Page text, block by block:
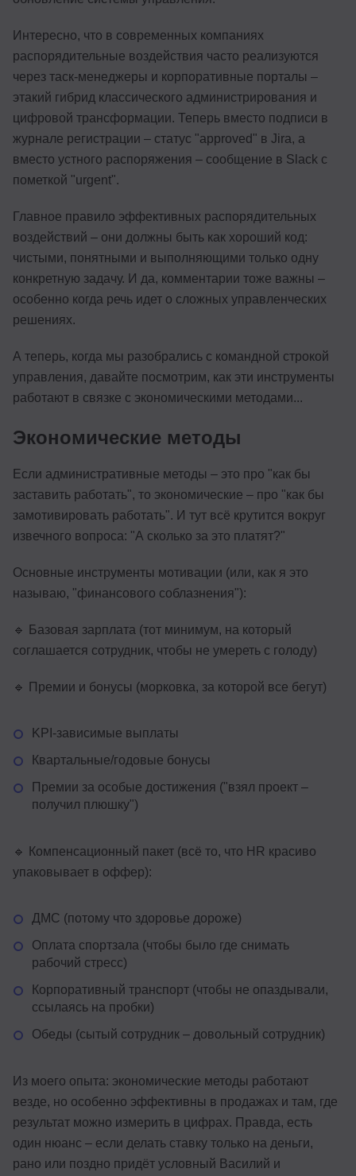
Интересно, что в современных компаниях
распорядительные воздействия часто реализуются
через таск-менеджеры и корпоративные порталы –
этакий гибрид классического администрирования и
цифровой трансформации. Теперь вместо подписи в
журнале регистрации – статус "approved" в Jira, а
вместо устного распоряжения – сообщение в Slack с
пометкой "urgent".
Главное правило эффективных распорядительных
воздействий – они должны быть как хороший код:
чистыми, понятными и выполняющими только одну
конкретную задачу. И да, комментарии тоже важны –
особенно когда речь идет о сложных управленческих
решениях.
А теперь, когда мы разобрались с командной строкой
управления, давайте посмотрим, как эти инструменты
работают в связке с экономическими методами...
Экономические методы
Если административные методы – это про "как бы
заставить работать", то экономические – про "как бы
замотивировать работать". И тут всё крутится вокруг
извечного вопроса: "А сколько за это платят?"
Основные инструменты мотивации (или, как я это
называю, "финансового соблазнения"):
🔹 Базовая зарплата (тот минимум, на который
соглашается сотрудник, чтобы не умереть с голоду)
🔹 Премии и бонусы (морковка, за которой все бегут)
KPI-зависимые выплаты
Квартальные/годовые бонусы
Премии за особые достижения ("взял проект –
получил плюшку")
🔹 Компенсационный пакет (всё то, что HR красиво
упаковывает в оффер):
ДМС (потому что здоровье дороже)
Оплата спортзала (чтобы было где снимать
рабочий стресс)
Корпоративный транспорт (чтобы не опаздывали,
ссылаясь на пробки)
Обеды (сытый сотрудник – довольный сотрудник)
Из моего опыта: экономические методы работают
везде, но особенно эффективны в продажах и там, где
результат можно измерить в цифрах. Правда, есть
один нюанс – если делать ставку только на деньги,
рано или поздно придёт условный Василий и